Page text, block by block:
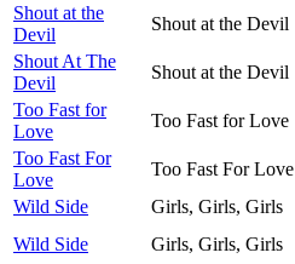
Shout at the
Devil
Shout at the Devil
Shout At The
Devil
Shout at the Devil
Too Fast for
Love
Too Fast for Love
Too Fast For
Love
Too Fast For Love
Wild Side
Girls, Girls, Girls
Wild Side
Girls, Girls, Girls